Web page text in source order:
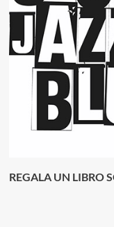
REGALA UN LIBRO